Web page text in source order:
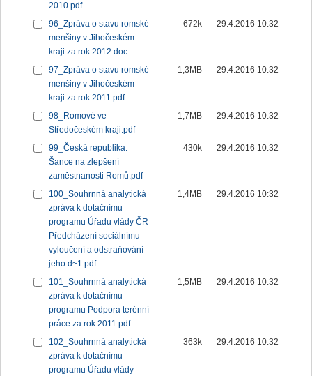
2010.pdf
96_Zpráva o stavu romské
menšiny v Jihočeském
kraji za rok 2012.doc
672k 29.4.2016 10:32
97_Zpráva o stavu romské
menšiny v Jihočeském
kraji za rok 2011.pdf
1,3MB 29.4.2016 10:32
98_Romové ve
Středočeském kraji.pdf
1,7MB 29.4.2016 10:32
99_Česká republika.
Šance na zlepšení
zaměstnanosti Romů.pdf
430k 29.4.2016 10:32
100_Souhrnná analytická
zpráva k dotačnímu
programu Úřadu vlády ČR
Předcházení sociálnímu
vyloučení a odstraňování
jeho d~1.pdf
1,4MB 29.4.2016 10:32
101_Souhrnná analytická
zpráva k dotačnímu
programu Podpora terénní
práce za rok 2011.pdf
1,5MB 29.4.2016 10:32
102_Souhrnná analytická
zpráva k dotačnímu
programu Úřadu vlády
363k 29.4.2016 10:32